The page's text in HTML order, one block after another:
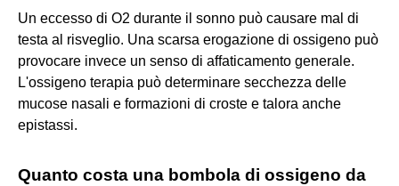
Un eccesso di O2 durante il sonno può causare mal di
testa al risveglio. Una scarsa erogazione di ossigeno può
provocare invece un senso di affaticamento generale.
L'ossigeno terapia può determinare secchezza delle
mucose nasali e formazioni di croste e talora anche
epistassi.
Quanto costa una bombola di ossigeno da